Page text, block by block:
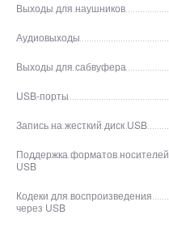
Выходы для наушников
Аудиовыходы
Выходы для сабвуфера
USB-порты
Запись на жесткий диск USB
Поддержка форматов носителей
USB
Кодеки для воспроизведения
через USB